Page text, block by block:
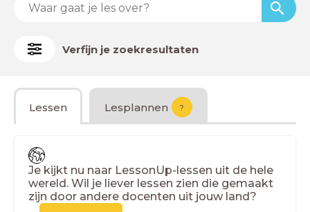
Verfijn je zoekresultaten
Lessen Lesplannen ?
Je kijkt nu naar LessonUp-lessen uit de hele
wereld. Wil je liever lessen zien die gemaakt
zijn door andere docenten uit jouw land?